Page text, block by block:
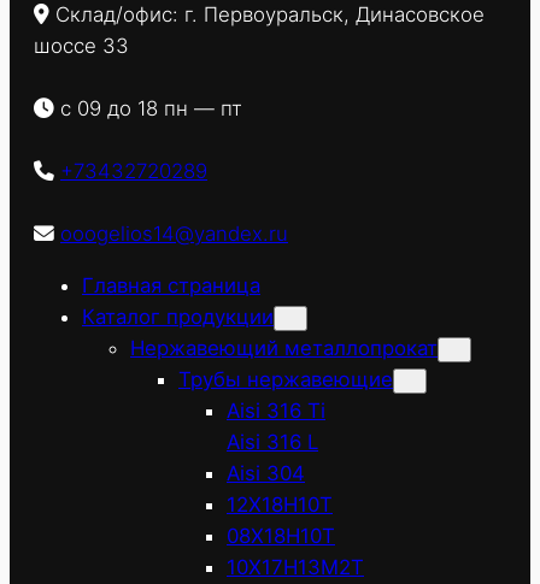
Склад/офис: г. Первоуральск, Динасовское
шоссе 33
с 09 до 18 пн — пт
+73432720289
ooogelios14@yandex.ru
Главная страница
Каталог продукции
Нержавеющий металлопрокат
Трубы нержавеющие
Aisi 316 Ti
Aisi 316 L
Aisi 304
12Х18Н10Т
08Х18Н10Т
10Х17Н13М2Т